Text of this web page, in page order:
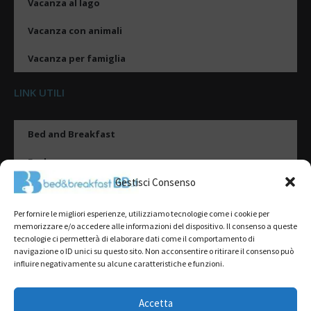
Gestisci Consenso
Per fornire le migliori esperienze, utilizziamo tecnologie come i cookie per
memorizzare e/o accedere alle informazioni del dispositivo. Il consenso a queste
tecnologie ci permetterà di elaborare dati come il comportamento di
navigazione o ID unici su questo sito. Non acconsentire o ritirare il consenso può
influire negativamente su alcune caratteristiche e funzioni.
Accetta
Vacanza al lago
Vacanza con animali
Vacanza per famiglia
LINK UTILI
Bed and Breakfast
Esplora
Tipologie di alloggio
Destinazioni
Il mio account